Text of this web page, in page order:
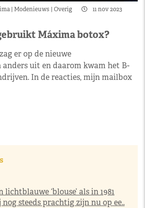
Modenieuws Overig
11 nov 2023
Máxima botox?
er op de nieuwe
uit en daarom kwam het B-
In de reacties, mijn mailbox
lichtblauwe ‘blouse’ als in 1981
steeds prachtig zijn nu op ee..